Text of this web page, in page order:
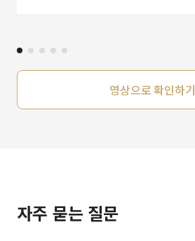
영상으로 확인하기
자주 묻는 질문